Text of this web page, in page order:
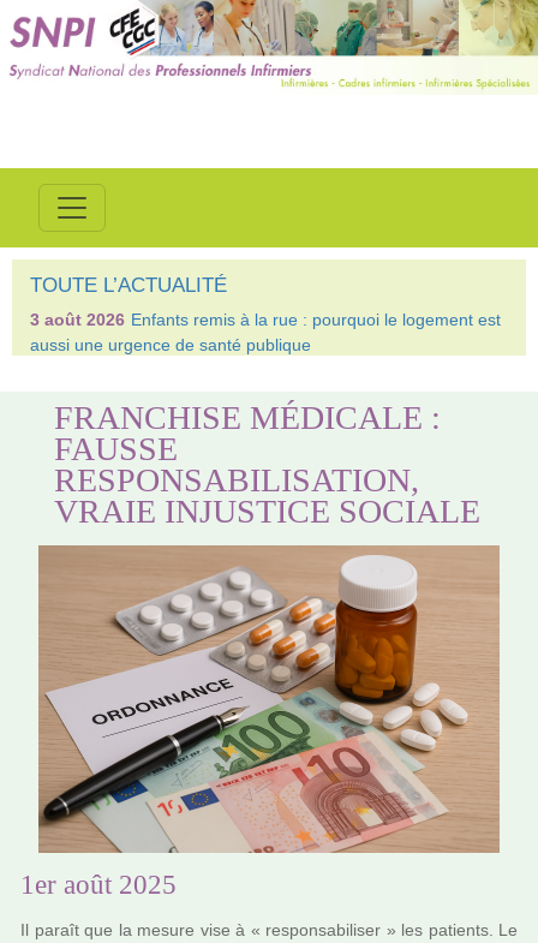
TOUTE L’ACTUALITÉ
3 août 2026 Enfants remis à la rue : pourquoi le logement est
aussi une urgence de santé publique
FRANCHISE MÉDICALE :
FAUSSE
RESPONSABILISATION,
VRAIE INJUSTICE SOCIALE
1er août 2025
Il paraît que la mesure vise à « res­pon­sa­bi­li­ser » les patients. Le